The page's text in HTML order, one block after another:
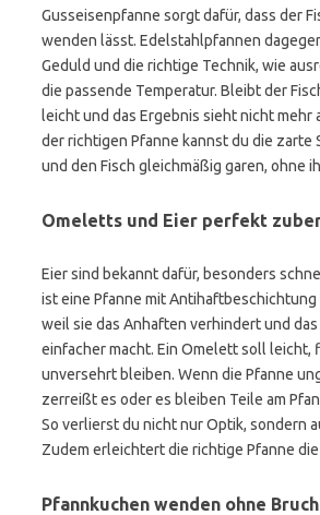
Gusseisenpfanne sorgt dafür, dass der
wenden lässt. Edelstahlpfannen
Geduld und die richtige Technik, wie
die passende Temperatur. Bleibt der
leicht und das Ergebnis sieht nicht mehr
der richtigen Pfanne kannst du die zarte
und den Fisch gleichmäßig garen, ohne
Omeletts und Eier perfekt
Eier sind bekannt dafür, besonders
ist eine Pfanne mit Antihaftbeschichtung
weil sie das Anhaften verhindert und
einfacher macht. Ein Omelett soll leicht,
unversehrt bleiben. Wenn die Pfanne
zerreißt es oder es bleiben Teile am
So verlierst du nicht nur Optik, sondern
Zudem erleichtert die richtige Pfanne
Pfannkuchen wenden ohne Bruch